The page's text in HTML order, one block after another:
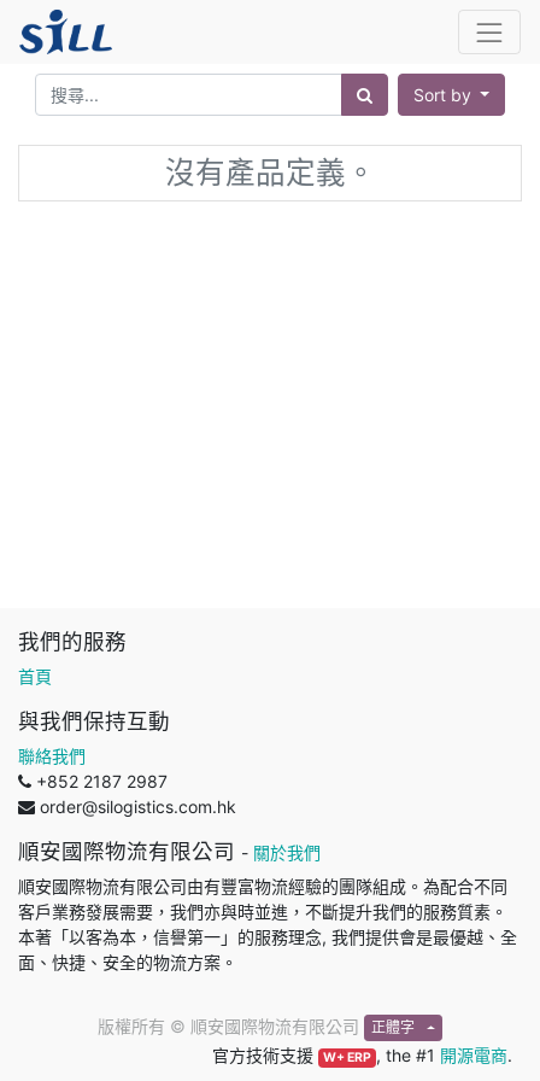
Sort by
沒有產品定義。
我們的服務
首頁
與我們保持互動
聯絡我們
+852 2187 2987
order@silogistics.com.hk
順安國際物流有限公司 - 關於我們
順安國際物流有限公司由有豐富物流經驗的團隊組成。為配合不同
客戶業務發展需要，我們亦與時並進，不斷提升我們的服務質素。
本著「以客為本，信譽第一」的服務理念, 我們提供會是最優越、全
面、快捷、安全的物流方案。
版權所有 © 順安國際物流有限公司 正體字
官方技術支援 W+ ERP , the #1 開源電商.